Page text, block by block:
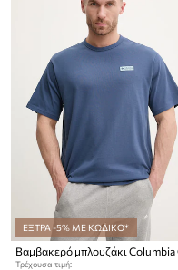
ΕΞΤΡΑ -5% ΜΕ ΚΩΔΙΚΟ*
Τρέχουσα τιμή: